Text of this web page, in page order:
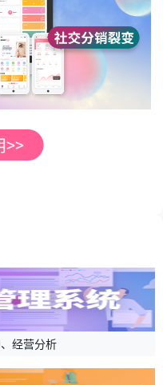
经营分析